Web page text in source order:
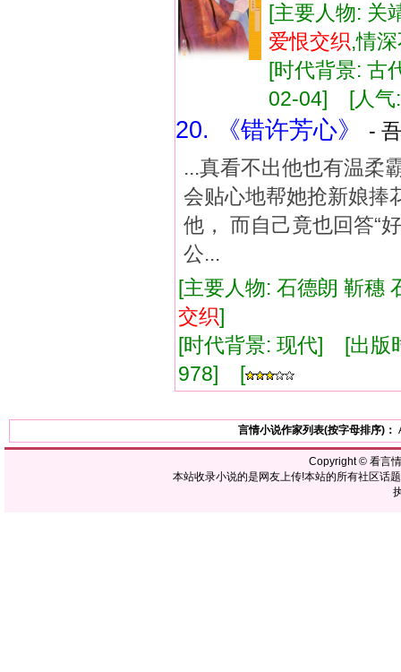
[主要人物:
爱恨交织,情
[时代背景:
02-04] [人
20. 《错许芳心》
-
...真看不出他也有温柔
会贴心地帮她抢新娘捧
他， 而自己竟也回答“
公...
[主要人物: 石德朗 靳
交织]
[时代背景: 现代] [出
978] [
言情小说作家列表(按字母排序)：
Copyright © 看言
本站收录小说的是网友上传!本站的所有社区话